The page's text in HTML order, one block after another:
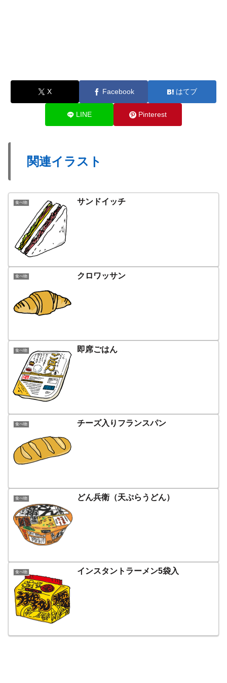
X Facebook はてブ
LINE Pinterest
関連イラスト
食べ物 サンドイッチ
食べ物 クロワッサン
食べ物 即席ごはん
食べ物 チーズ入りフランスパン
食べ物 どん兵衛（天ぷらうどん）
食べ物 インスタントラーメン5袋入